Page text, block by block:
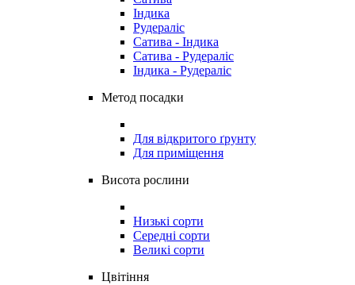
Індика
Рудераліс
Сатива - Індика
Сатива - Рудераліс
Індика - Рудераліс
Метод посадки
Для відкритого ґрунту
Для приміщення
Висота рослини
Низькі сорти
Середні сорти
Великі сорти
Цвітіння